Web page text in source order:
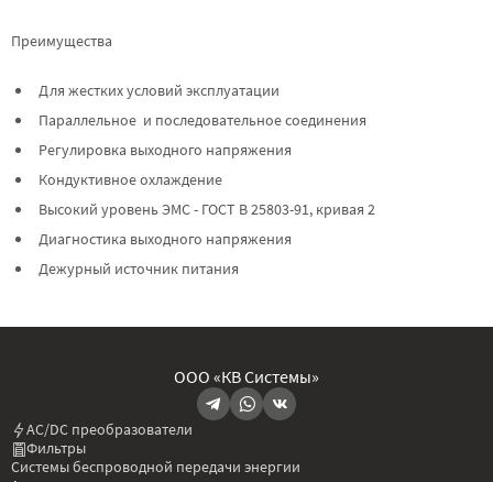
Преимущества
Для жестких условий эксплуатации
Параллельное и последовательное соединения
Регулировка выходного напряжения
Кондуктивное охлаждение
Высокий уровень ЭМС - ГОСТ В 25803-91, кривая 2
Диагностика выходного напряжения
Дежурный источник питания
ООО «КВ Системы»
AC/DC преобразователи
Фильтры
Системы беспроводной передачи энергии